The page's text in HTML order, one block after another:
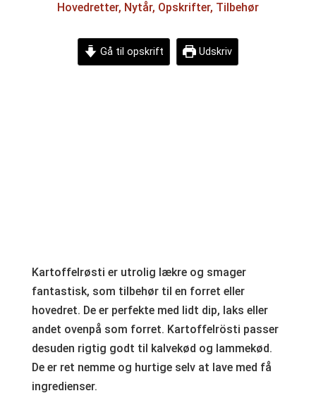
Hovedretter, Nytår, Opskrifter, Tilbehør
Gå til opskrift Udskriv
Kartoffelrøsti er utrolig lækre og smager
fantastisk, som tilbehør til en forret eller
hovedret. De er perfekte med lidt dip, laks eller
andet ovenpå som forret. Kartoffelrösti passer
desuden rigtig godt til kalvekød og lammekød.
De er ret nemme og hurtige selv at lave med få
ingredienser.